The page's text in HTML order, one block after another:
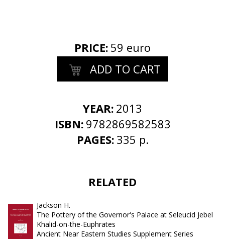
PRICE: 59 euro
ADD TO CART
YEAR: 2013
ISBN: 9782869582583
PAGES: 335 p.
RELATED
Jackson H.
The Pottery of the Governor's Palace at Seleucid Jebel
Khalid-on-the-Euphrates
Ancient Near Eastern Studies Supplement Series